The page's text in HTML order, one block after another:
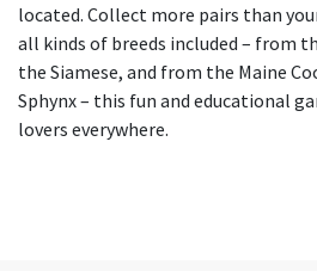
located. Collect more pairs than
all kinds of breeds included – from
the Siamese, and from the Maine
Sphynx – this fun and educational
lovers everywhere.